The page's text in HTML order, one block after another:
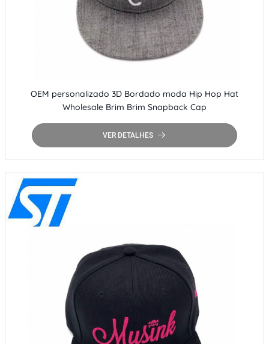
OEM personalizado 3D Bordado moda Hip Hop Hat
Wholesale Brim Brim Snapback Cap
VER DETALHES